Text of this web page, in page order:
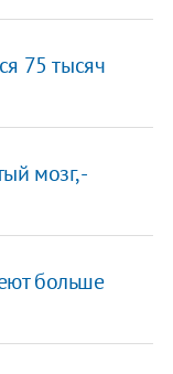
75 тысяч
мозг, -
больше